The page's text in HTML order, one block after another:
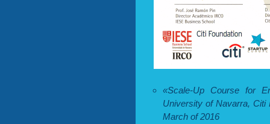
«Scale-Up Course for
University of Navarra, Citi
March of 2016